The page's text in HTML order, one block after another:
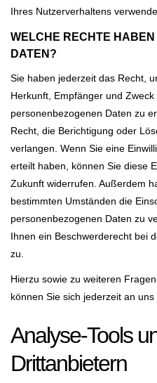
Ihres Nutzerverhaltens
WELCHE RECHTE
DATEN?
Sie haben jederzeit das Recht,
Herkunft, Empfänger und
personenbezogenen Daten zu
Recht, die Berichtigung oder
verlangen. Wenn Sie eine
erteilt haben, können Sie diese
Zukunft widerrufen. Außerdem
bestimmten Umständen die
personenbezogenen Daten zu
Ihnen ein Beschwerderecht bei
zu.
Hierzu sowie zu weiteren
können Sie sich jederzeit an uns
Analyse-Tools
Dritt­anbietern